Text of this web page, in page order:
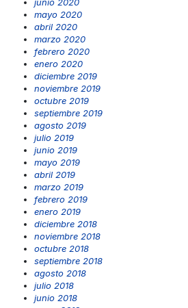
junio 2020
mayo 2020
abril 2020
marzo 2020
febrero 2020
enero 2020
diciembre 2019
noviembre 2019
octubre 2019
septiembre 2019
agosto 2019
julio 2019
junio 2019
mayo 2019
abril 2019
marzo 2019
febrero 2019
enero 2019
diciembre 2018
noviembre 2018
octubre 2018
septiembre 2018
agosto 2018
julio 2018
junio 2018